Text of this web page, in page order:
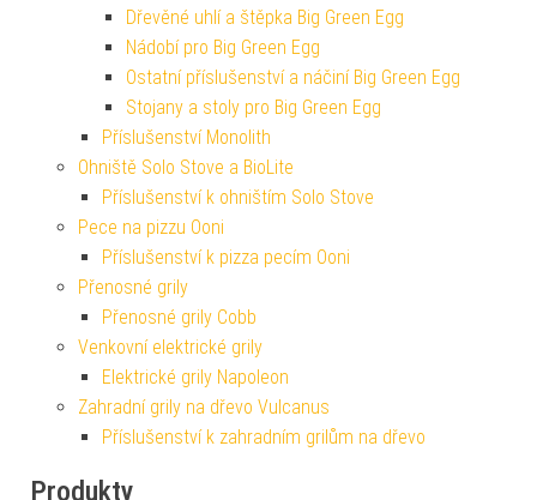
Dřevěné uhlí a štěpka Big Green Egg
Nádobí pro Big Green Egg
Ostatní příslušenství a náčiní Big Green Egg
Stojany a stoly pro Big Green Egg
Příslušenství Monolith
Ohniště Solo Stove a BioLite
Příslušenství k ohništím Solo Stove
Pece na pizzu Ooni
Příslušenství k pizza pecím Ooni
Přenosné grily
Přenosné grily Cobb
Venkovní elektrické grily
Elektrické grily Napoleon
Zahradní grily na dřevo Vulcanus
Příslušenství k zahradním grilům na dřevo
Produkty